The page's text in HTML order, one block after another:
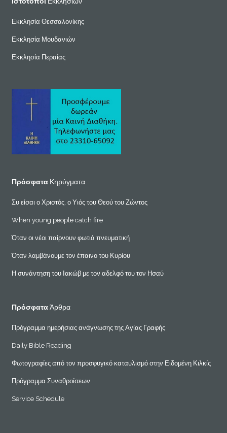
Εκκλησία Θεσσαλονίκης
Εκκλησία Μουδανιών
Εκκλησία Περαίας
Πρόσφατα Κηρύγματα
Συ είσαι ο Χριστός, ο Υιός του Θεού του Ζώντος
When young people catch fire
Όταν οι νέοι παίρνουν φωτιά πνευματική
Όταν λαμβάνουμε τον έπαινο του Κυρίου
Η συνάντηση του Ιακώβ με τον αδελφό του τον Ησαύ
ΠρόσφαταΆρθρα
Πρόγραμμα ημερήσιας ανάγνωσης της Αγίας Γραφής
Daily Bible Reading
Φωτογραφίες από τον προσφυγικό καταυλισμό στην Ειδομένη Κιλκίς
Πρόγραμμα Συναθροίσεων
Service Schedule